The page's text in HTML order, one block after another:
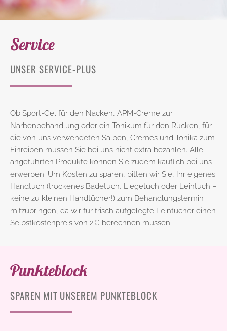
Service
UNSER SERVICE-PLUS
Ob Sport-Gel für den Nacken, APM-Creme zur
Narbenbehandlung oder ein Tonikum für den Rücken, für
die von uns verwendeten Salben, Cremes und Tonika zum
Einreiben müssen Sie bei uns nicht extra bezahlen. Alle
angeführten Produkte können Sie zudem käuflich bei uns
erwerben. Um Kosten zu sparen, bitten wir Sie, Ihr eigenes
Handtuch (trockenes Badetuch, Liegetuch oder Leintuch –
keine zu kleinen Handtücher!) zum Behandlungstermin
mitzubringen, da wir für frisch aufgelegte Leintücher einen
Selbstkostenpreis von 2€ berechnen müssen.
Punkteblock
SPAREN MIT UNSEREM PUNKTEBLOCK